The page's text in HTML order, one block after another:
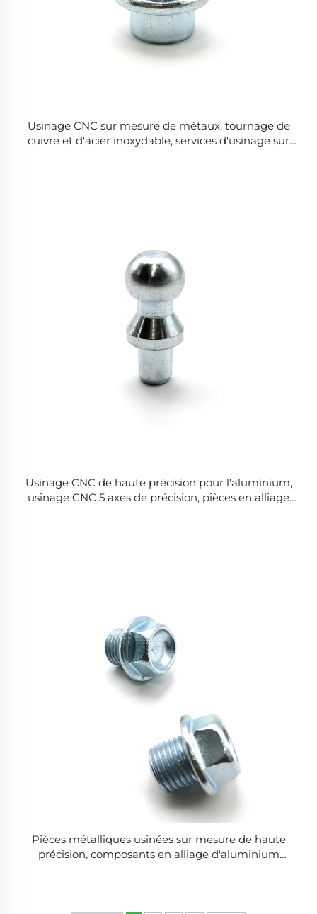
Usinage CNC sur mesure de métaux, tournage de
cuivre et d'acier inoxydable, services d'usinage sur
Usinage CNC de haute précision pour l'aluminium,
usinage CNC 5 axes de précision, pièces en alliage
Pièces métalliques usinées sur mesure de haute
précision, composants en alliage d'aluminium